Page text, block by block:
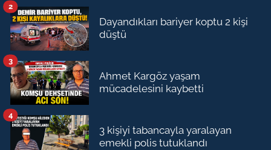
Dayandıkları bariyer koptu 2 kişi
düştü
2
Ahmet Kargöz yaşam
mücadelesini kaybetti
3
3 kişiyi tabancayla yaralayan
emekli polis tutuklandı
4